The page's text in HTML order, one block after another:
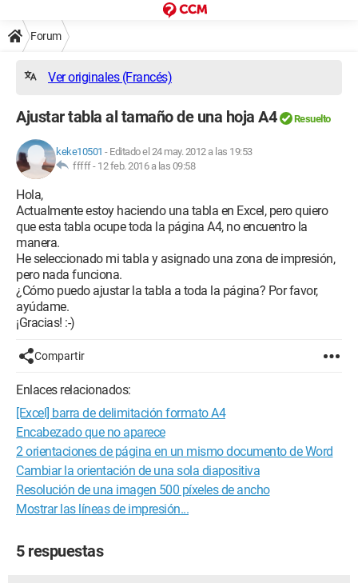
Forum
Ver originales (Francés)
Ajustar tabla al tamaño de una hoja A4 Resuelto
keke10501 - Editado el 24 may. 2012 a las 19:53
fffff - 12 feb. 2016 a las 09:58
Hola,
Actualmente estoy haciendo una tabla en Excel, pero quiero
que esta tabla ocupe toda la página A4, no encuentro la
manera.
He seleccionado mi tabla y asignado una zona de impresión,
pero nada funciona.
¿Cómo puedo ajustar la tabla a toda la página? Por favor,
ayúdame.
¡Gracias! :-)
Compartir
Enlaces relacionados:
[Excel] barra de delimitación formato A4
Encabezado que no aparece
2 orientaciones de página en un mismo documento de Word
Cambiar la orientación de una sola diapositiva
Resolución de una imagen 500 píxeles de ancho
Mostrar las líneas de impresión...
5 respuestas